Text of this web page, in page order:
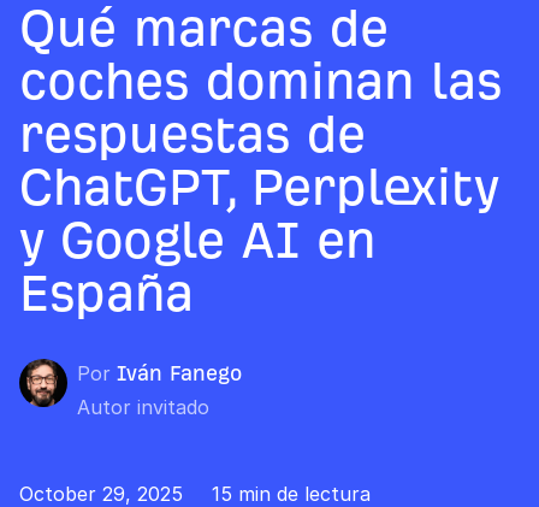
Qué marcas de
coches dominan las
respuestas de
ChatGPT, Perplexity
y Google AI en
España
Por Iván Fanego
Autor invitado
October 29, 2025 15 min de lectura